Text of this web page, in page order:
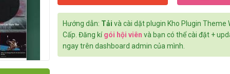
Hướng dẫn: Tải và cài dặt plugin Kho Plugin Theme
Cấp. Đăng kígói hội viên và bạn có thể cài đặt +
ngay trên dashboard admin của mình.